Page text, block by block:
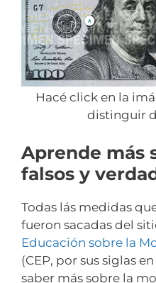
Hacé click en la
distinguir
Aprende más
falsos y
Todas lás medidas
fueron sacadas del
Educación sobre la
(CEP, por sus siglas
saber más sobre la